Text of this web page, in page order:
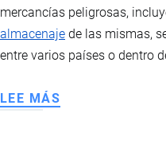
mercancías peligrosas,
almacenaje de las mismas,
entre varios países o dentro
LEE MÁS